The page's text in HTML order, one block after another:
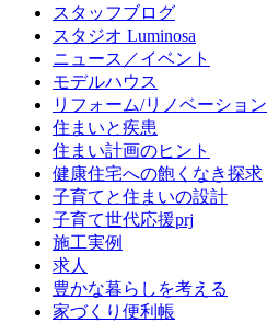
スタッフブログ
スタジオ Luminosa
ニュース／イベント
モデルハウス
リフォーム/リノベーション
住まいと疾患
住まい計画のヒント
健康住宅への飽くなき探求
子育てと住まいの設計
子育て世代応援prj
施工実例
求人
豊かな暮らしを考える
家づくり便利帳